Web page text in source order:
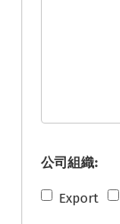
公司組織:
Export